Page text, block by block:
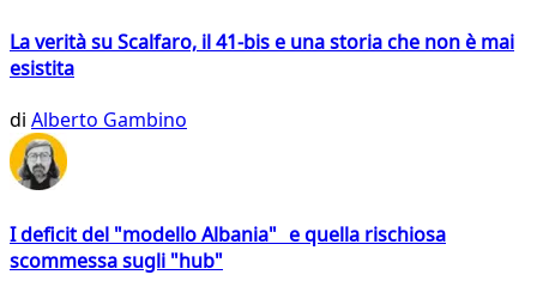
La verità su Scalfaro, il 41-bis e una storia che non è mai
esistita
di Alberto Gambino
I deficit del "modello Albania" e quella rischiosa
scommessa sugli "hub"